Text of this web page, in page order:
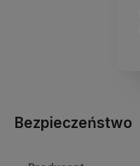
Bezpieczeństwo